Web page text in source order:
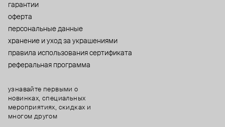
гарантии
оферта
персональные данные
хранение и уход за украшениями
правила использования сертификата
реферальная программа
узнавайте первыми о
новинках, специальных
мероприятиях, скидках и
многом другом